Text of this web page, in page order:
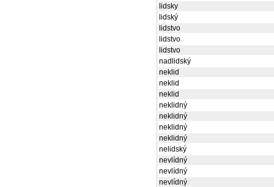
lidsky
lidský
lidstvo
lidstvo
lidstvo
nadlidský
neklid
neklid
neklid
neklidný
neklidný
neklidný
neklidný
nelidský
nevlídný
nevlídný
nevlídný